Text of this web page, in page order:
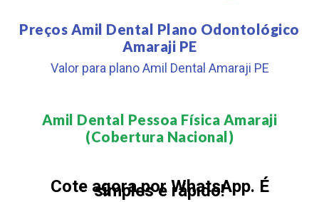
Preços Amil Dental Plano Odontológico
Amaraji PE
Valor para plano Amil Dental Amaraji PE
Amil Dental Pessoa Física Amaraji
(Cobertura Nacional)​
Cote agora por WhatsApp. É
simples e rápido!